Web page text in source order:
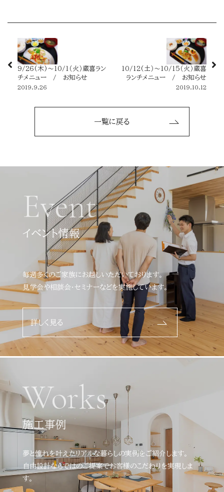
9/26(木)～10/1（火）蔵喜ラン
チメニュー / お知らせ
2019.9.26
10/12(土）～10/15（火）蔵喜
ランチメニュー / お知らせ
2019.10.12
一覧に戻る
Event
イベント情報
毎週多くのご家族にお越しいただいております。
見学会や相談会・セミナーなどを実施しています。
詳しく見る
Works
施工事例
夢と憧れを叶えたリアルな暮らしの実例をご紹介します。
自由設計ならではのご提案でお客様のこだわりを実現しま
す。